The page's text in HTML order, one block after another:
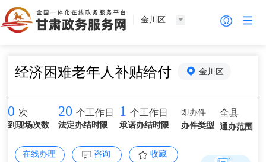
金川区
经济困难老年人补贴给付 金川区
0 次
到现场次数
20 个工作日
法定办结时限
1 个工作日
承诺办结时限
即办件
办件类型
全县
通办范围
在线办理 咨询 收藏